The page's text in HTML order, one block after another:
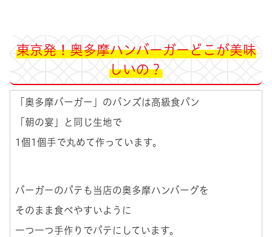
東京発！奥多摩ハンバーガーどこが美味
しいの？
「奥多摩バーガー」のバンズは高級食パン
「朝の宴」と同じ生地で
1個1個手で丸めて作っています。
バーガーのパテも当店の奥多摩ハンバーグを
そのまま食べやすいように
一つ一つ手作りでパテにしています。